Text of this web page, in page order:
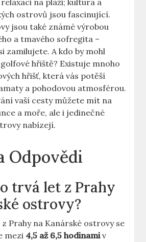
na pláži; kultura a
ostrovů jsou fascinující.
jsou také známé výrobou
a tmavého sofregita –
zamilujete. A kdo by mohl
hřiště? Existuje mnoho
hřišť, která vás potěší
a pohodovou atmosférou.
vaší cesty můžete mít na
a moře, ale i jedinečné
nabízejí.
Odpovědi
trvá let z Prahy
ostrovy?
Prahy na Kanárské ostrovy se
mezi 4,5 až 6,5 hodinamiv